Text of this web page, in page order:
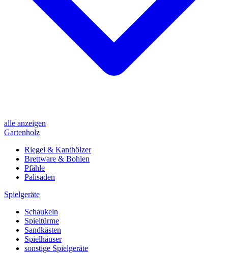
alle anzeigen
Gartenholz
Riegel & Kanthölzer
Brettware & Bohlen
Pfähle
Palisaden
Spielgeräte
Schaukeln
Spieltürme
Sandkästen
Spielhäuser
sonstige Spielgeräte